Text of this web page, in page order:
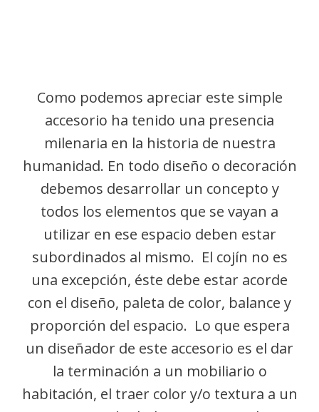
Como podemos apreciar este simple
accesorio ha tenido una presencia
milenaria en la historia de nuestra
humanidad. En todo diseño o decoración
debemos desarrollar un concepto y
todos los elementos que se vayan a
utilizar en ese espacio deben estar
subordinados al mismo. El cojín no es
una excepción, éste debe estar acorde
con el diseño, paleta de color, balance y
proporción del espacio. Lo que espera
un diseñador de este accesorio es el dar
la terminación a un mobiliario o
habitación, el traer color y/o textura a un